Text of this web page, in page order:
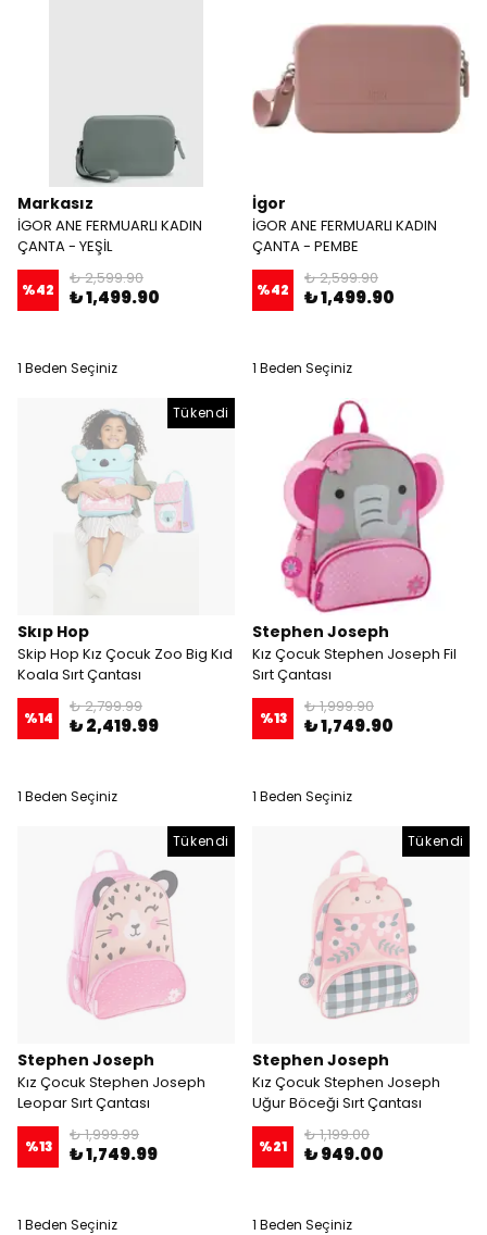
Markasız
İGOR ANE FERMUARLI KADIN
ÇANTA - YEŞİL
%42
₺ 2,599.90
₺ 1,499.90
1 Beden Seçiniz
İgor
İGOR ANE FERMUARLI KADIN
ÇANTA - PEMBE
%42
₺ 2,599.90
₺ 1,499.90
1 Beden Seçiniz
Tükendi
Skıp Hop
Skip Hop Kız Çocuk Zoo Big Kıd
Koala Sırt Çantası
%14
₺ 2,799.99
₺ 2,419.99
1 Beden Seçiniz
Stephen Joseph
Kız Çocuk Stephen Joseph Fil
Sırt Çantası
%13
₺ 1,999.90
₺ 1,749.90
1 Beden Seçiniz
Tükendi
Stephen Joseph
Kız Çocuk Stephen Joseph
Leopar Sırt Çantası
%13
₺ 1,999.99
₺ 1,749.99
1 Beden Seçiniz
Tükendi
Stephen Joseph
Kız Çocuk Stephen Joseph
Uğur Böceği Sırt Çantası
%21
₺ 1,199.00
₺ 949.00
1 Beden Seçiniz